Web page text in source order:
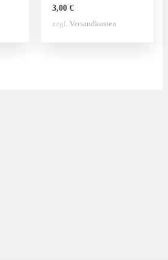
3,00€
zzgl.Versandkosten